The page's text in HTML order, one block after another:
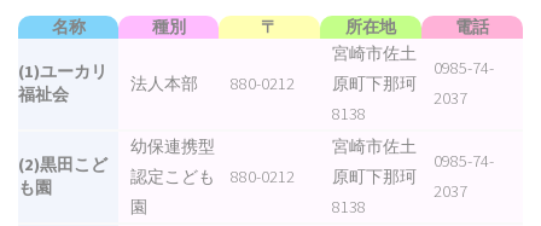
名称 種別 〒 所在地 電話
(1)ユーカリ
福祉会
法人本部 880-0212
宮崎市佐土
原町下那珂
8138
0985-74-
2037
(2)黒田こど
も園
幼保連携型
認定こども
園
880-0212
宮崎市佐土
原町下那珂
8138
0985-74-
2037